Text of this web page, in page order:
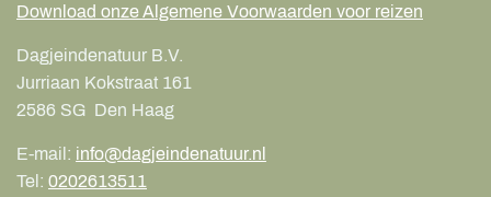
Download onze Algemene Voorwaarden voor reizen
Dagjeindenatuur B.V.
Jurriaan Kokstraat 161
2586 SG Den Haag
E-mail: info@dagjeindenatuur.nl
Tel: 0202613511